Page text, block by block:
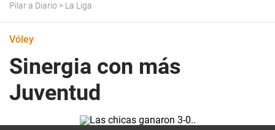
Pilar a Diario > La Liga
Vóley
Sinergia con más
Juventud